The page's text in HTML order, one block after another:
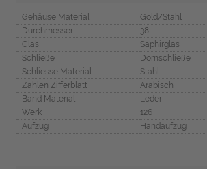
Gehäuse Material
Gold/Stahl
Durchmesser
38
Glas
Saphirglas
Schließe
Dornschließe
Schliesse Material
Stahl
Zahlen Zifferblatt
Arabisch
Band Material
Leder
Werk
126
Aufzug
Handaufzug